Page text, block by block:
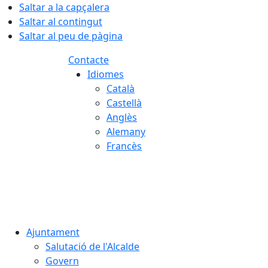
Saltar a la capçalera
Saltar al contingut
Saltar al peu de pàgina
Contacte
Idiomes
Català
Castellà
Anglès
Alemany
Francès
Ajuntament
Salutació de l'Alcalde
Govern